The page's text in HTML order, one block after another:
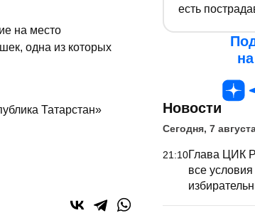
на место
одна из которых
Татарстан»
есть
Новости
Сегодня, 7
21:10Глава ЦИК
все